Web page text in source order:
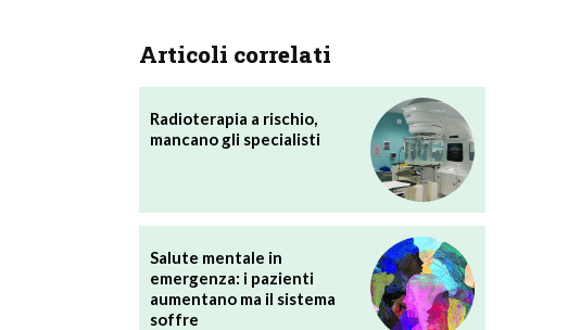
Articoli correlati
Radioterapia a rischio,
mancano gli specialisti
Salute mentale in
emergenza: i pazienti
aumentano ma il sistema
soffre